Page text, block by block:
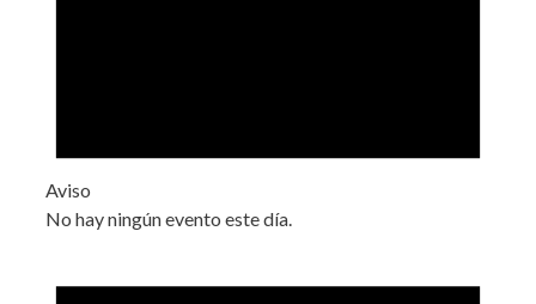
Aviso
No hay ningún evento este día.